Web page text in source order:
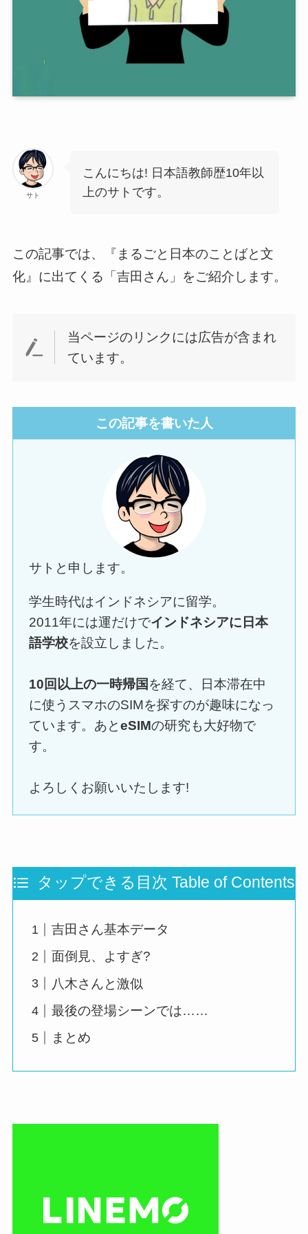
サト
こんにちは! 日本語教師歴10年以
上のサトです。
この記事では、『まるごと日本のことばと文
化』に出てくる「吉田さん」をご紹介します。
当ページのリンクには広告が含まれ
ています。
この記事を書いた人
サトと申します。
学生時代はインドネシアに留学。
2011年には運だけでインドネシアに日本
語学校を設立しました。
10回以上の一時帰国 を経て、日本滞在中
に使うスマホのSIMを探すのが趣味になっ
ています。あとeSIMの研究も大好物で
す。
よろしくお願いいたします!
タップできる目次 Table of Contents
吉田さん基本データ
面倒見、よすぎ?
八木さんと激似
最後の登場シーンでは……
まとめ